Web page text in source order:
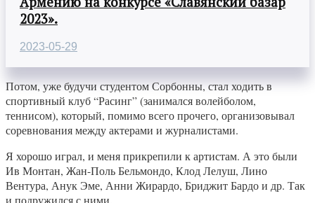
2023».
2023-05-29
Потом, уже будучи студентом Сорбонны, стал ходить в
спортивный клуб “Расинг” (занимался волейболом,
теннисом), который, помимо всего прочего, организовывал
соревнования между актерами и журналистами.
Я хорошо играл, и меня прикрепили к артистам. А это были
Ив Монтан, Жан-Поль Бельмондо, Клод Лелуш, Лино
Вентура, Анук Эме, Анни Жирардо, Бриджит Бардо и др. Так
и подружился с ними.